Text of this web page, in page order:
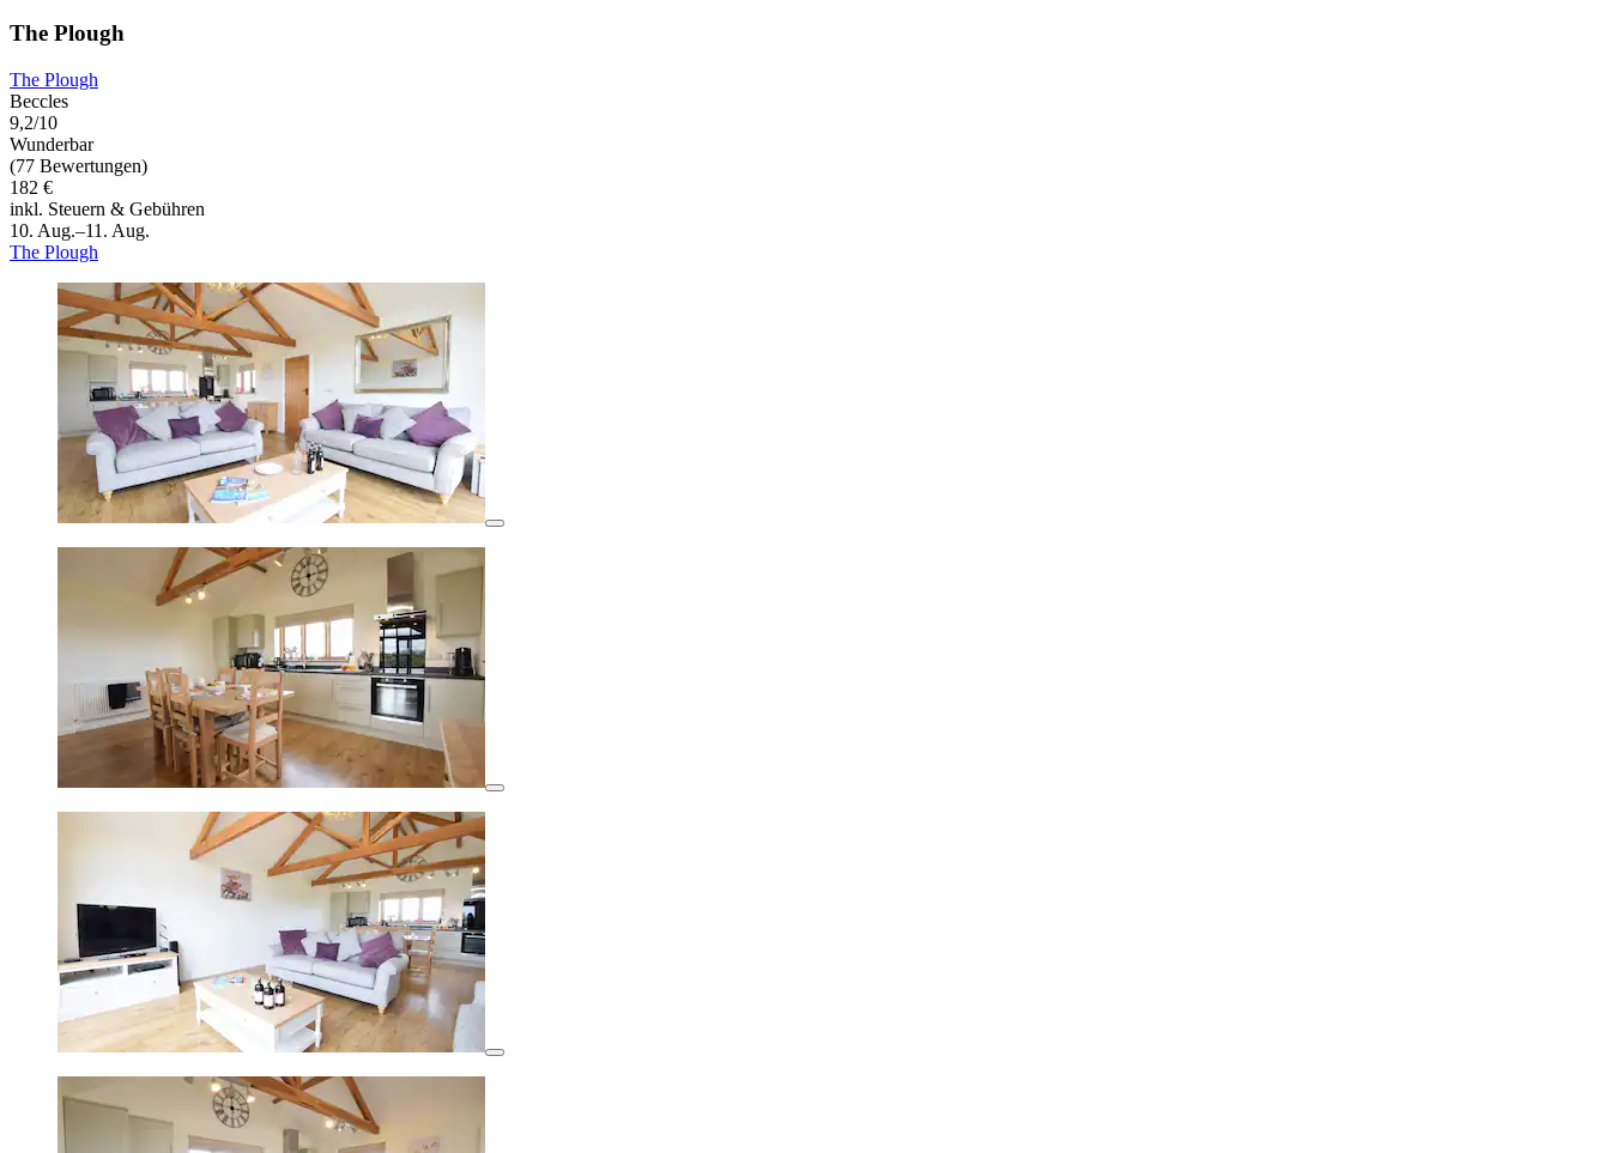
The Plough
The Plough
Beccles
9,2/10
Wunderbar
(77 Bewertungen)
182 €
inkl. Steuern & Gebühren
10. Aug.–11. Aug.
The Plough